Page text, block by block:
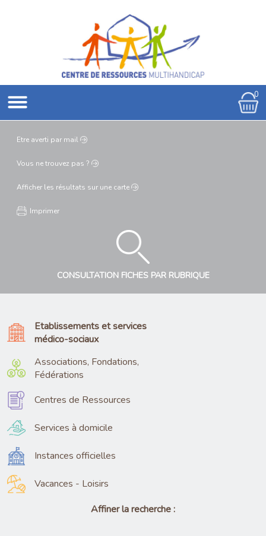
0
Etre averti par mail
Vous netrouvez pas ?
Afficher les résultats sur une carte
Imprimer
CONSULTATION FICHES PAR RUBRIQUE
Etablissements et services
médico-sociaux
Associations, Fondations,
Fédérations
Centres de Ressources
Services à domicile
Instances officielles
Vacances - Loisirs
Affiner la recherche :